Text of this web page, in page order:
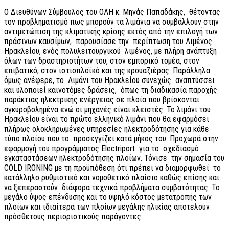
Ο Διευθύνων Σύμβουλος του ΟΛΗ κ. Μηνάς Παπαδάκης, θέτοντας
τον προβληματισμό πως μπορούν τα λιμάνια να συμβάλλουν στην
αντιμετώπιση της κλιματικής κρίσης εκτός από την επιλογή των
πράσινων καυσίμων, παρουσίασε την περίπτωση του Λιμένος
Ηρακλείου, ενός πολυλειτουργικού λιμένος, με πλήρη ανάπτυξη
όλων των δραστηριοτήτων του, στον εμπορικό τομέα, στον
επιβατικό, στον ιστιοπλοϊκό και της κρουαζιέρας. Παράλληλα
όμως ανέφερε, το Λιμάνι του Ηρακλείου συνεχώς αναπτύσσει
και υλοποιεί καινοτόμες δράσεις, όπως τη διαδικασία παροχής
παράκτιας ηλεκτρικής ενέργειας σε πλοία που βρίσκονται
αγκυροβολημένα ενώ οι μηχανές είναι κλειστές. Το λιμάνι του
Ηρακλείου είναι το πρώτο ελληνικό λιμάνι που θα εφαρμόσει
πλήρως ολοκληρωμένες υπηρεσίες ηλεκτροδότησης για κάθε
τύπο πλοίου που το προσεγγίζει κατά μήκος του. Προχωρά στην
εφαρμογή του προγράμματος Electriport για το σχεδιασμό
εγκαταστάσεων ηλεκτροδότησης πλοίων. Τόνισε την σημασία του
COLD IRONING με τη προϋπόθεση ότι πρέπει να διαμορφωθεί το
κατάλληλο ρυθμιστικό και νομοθετικό πλαίσιο καθώς επίσης και
να ξεπεραστούν διάφορα τεχνικά προβλήματα συμβατότητας. Το
μεγάλο ύψος επένδυσης και το υψηλό κόστος μετατροπής των
πλοίων και ιδιαίτερα των πλοίων μεγάλης ηλικίας αποτελούν
πρόσθετους περιοριστικούς παράγοντες.